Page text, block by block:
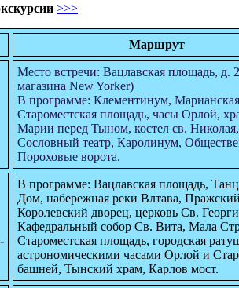
>>>
Маршрут
Место встречи: Вацлавская площадь, д.
магазина New Yorker)
В программе: Клементинум,
Староместская площадь, часы Орлой,
Марии перед Тыном, костел св. Николая,
Сословный театр, Каролинум,
Пороховые ворота.
В программе: Вацлавская площадь,
Дом, набережная реки Влтава,
Королевский дворец, церковь Св.
Кафедральный собор Св. Вита, Мала
Староместская площадь, городская
астрономическими часами Орлой и
башней, Тынский храм, Карлов мост.